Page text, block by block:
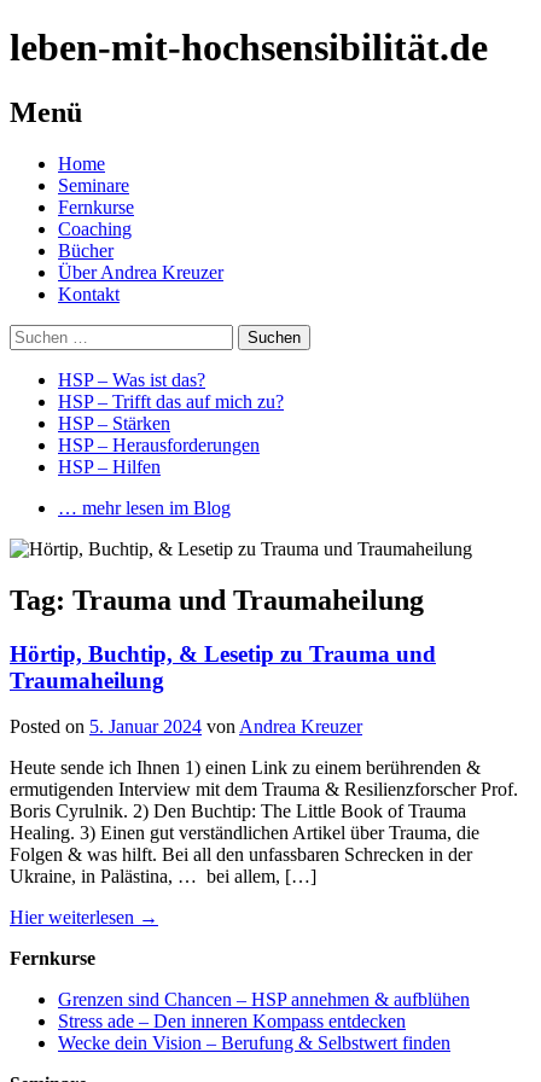
leben-mit-hochsensibilität.de
Menü
Springe
zum
Inhalt
Home
Seminare
Fernkurse
Coaching
Bücher
Über Andrea Kreuzer
Kontakt
Suchen
nach:
HSP – Was ist das?
HSP – Trifft das auf mich zu?
HSP – Stärken
HSP – Herausforderungen
HSP – Hilfen
… mehr lesen im Blog
Tag: Trauma und Traumaheilung
Hörtip, Buchtip, & Lesetip zu Trauma und
Traumaheilung
Posted on 5. Januar 2024 von Andrea Kreuzer
Heute sende ich Ihnen 1) einen Link zu einem berührenden &
ermutigenden Interview mit dem Trauma & Resilienzforscher Prof.
Boris Cyrulnik. 2) Den Buchtip: The Little Book of Trauma
Healing. 3) Einen gut verständlichen Artikel über Trauma, die
Folgen & was hilft. Bei all den unfassbaren Schrecken in der
Ukraine, in Palästina, … bei allem, […]
Hier weiterlesen →
Fernkurse
Grenzen sind Chancen – HSP annehmen & aufblühen
Stress ade – Den inneren Kompass entdecken
Wecke dein Vision – Berufung & Selbstwert finden